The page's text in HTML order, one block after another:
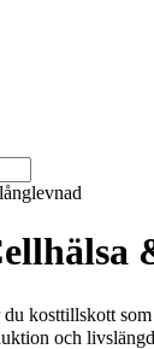
kosttillskott
och